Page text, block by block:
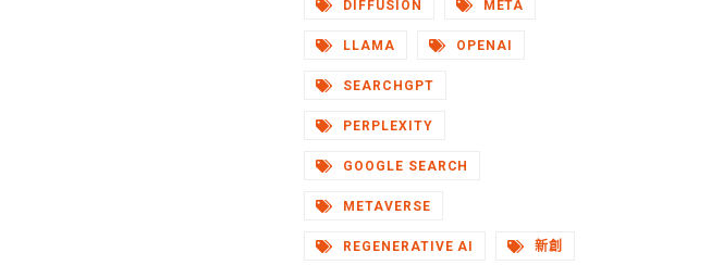
DIFFUSION META
LLAMA OPENAI
SEARCHGPT
PERPLEXITY
GOOGLE SEARCH
METAVERSE
REGENERATIVE AI 新創